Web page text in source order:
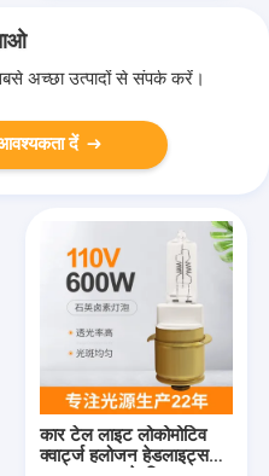
अच्छा उत्पादों से संपर्क करें।
दें
कार टेल लाइट लोकोमोटिव
क्वार्ट्ज हलोजन हेडलाइट्स